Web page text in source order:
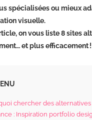
spécialisées ou mieux
visuelle.
on vous liste 8 sites
et plus efficacement !
chercher des alternatives
: Inspiration portfolio